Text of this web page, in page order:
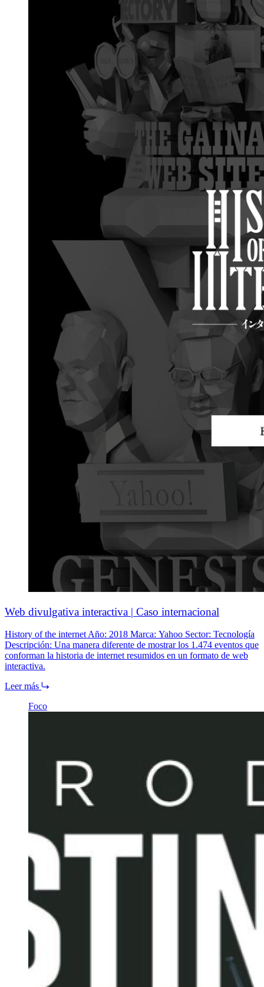
Web divulgativa interactiva | Caso internacional
History of the internet Año: 2018 Marca: Yahoo Sector: Tecnología
Descripción: Una manera diferente de mostrar los 1.474 eventos que
conforman la historia de internet resumidos en un formato de web
interactiva.
Leer más
Foco